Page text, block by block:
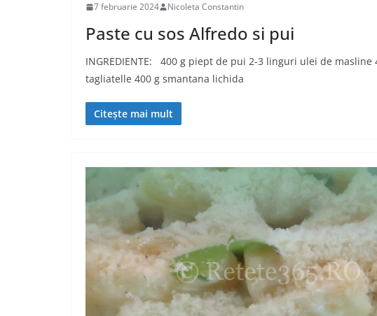
7 februarie 2024 Nicoleta Constantin
Paste cu sos Alfredo si pui
INGREDIENTE: 400 g piept de pui 2-3 linguri ulei de masline
tagliatelle 400 g smantana lichida
Citește mai mult